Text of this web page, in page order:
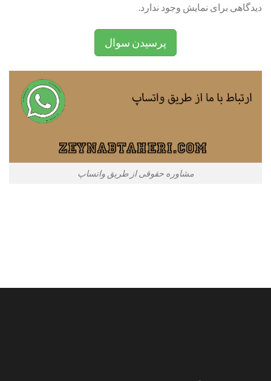
دیدگاهی برای نمایش وجود ندارد.
پرسیدن سوال
مشاوره حقوقی از طریق واتساپ